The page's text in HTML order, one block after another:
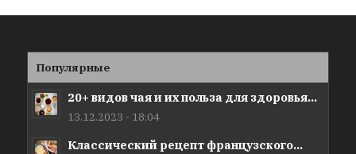
Популярные
20+ видов чая и их польза для здоровья...
13.12.2023 - 18:04
Классический рецепт французского...